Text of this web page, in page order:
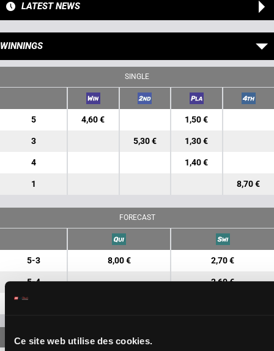
Ce site web utilise des cookies.
LATEST NEWS
WINNINGS
SINGLE
5 4,60 € 1,50 €
3 5,30 € 1,30 €
4 1,40 €
1 8,70 €
FORECAST
5-3 8,00 € 2,70 €
5-4 2,60 €
3-4